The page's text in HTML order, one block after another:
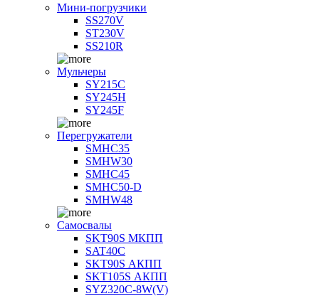
Мини-погрузчики
SS270V
ST230V
SS210R
Мульчеры
SY215C
SY245H
SY245F
Перегружатели
SMHC35
SMHW30
SMHC45
SMHC50-D
SMHW48
Самосвалы
SKT90S МКПП
SAT40C
SKT90S АКПП
SKT105S АКПП
SYZ320C-8W(V)